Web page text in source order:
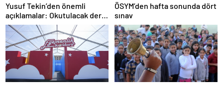
Yusuf Tekin’den önemli
açıklamalar: Okutulacak dersi
kalmamış öğretmene branş
değişikliği masada
ÖSYM’den hafta sonunda dört
sınav